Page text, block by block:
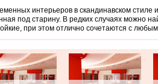
интерьеров в скандинавском
под старину. В редких случаях можно
при этом отлично сочетаются с